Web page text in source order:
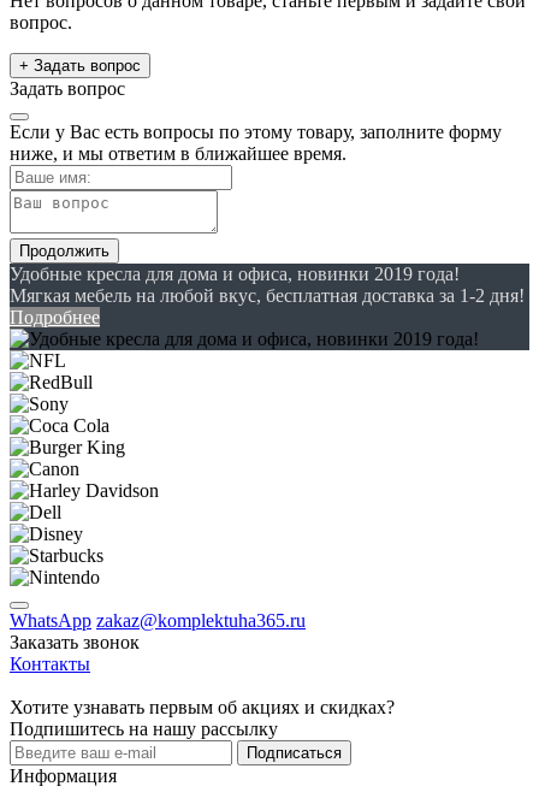
вопрос.
+ Задать вопрос
Задать вопрос
Если у Вас есть вопросы по этому товару, заполните форму
ниже, и мы ответим в ближайшее время.
Продолжить
Удобные кресла для дома и офиса, новинки 2019 года!
Мягкая мебель на любой вкус, бесплатная доставка за 1-2 дня!
Подробнее
WhatsApp zakaz@komplektuha365.ru
Заказать звонок
Контакты
Хотите узнавать первым об акциях и скидках?
Подпишитесь на нашу рассылку
Подписаться
Информация